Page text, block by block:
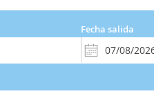
Fecha salida